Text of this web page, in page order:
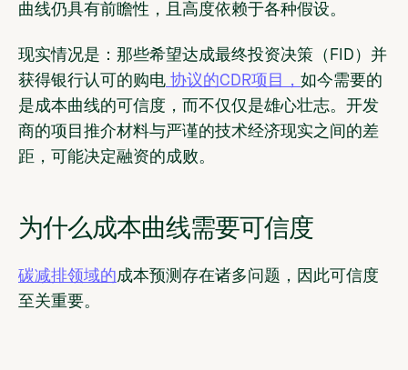
曲线仍具有前瞻性，且高度依赖于各种假设。
现实情况是：那些希望达成最终投资决策（FID）并
获得银行认可的购电 协议的CDR项目， 如今需要的
是成本曲线的可信度，而不仅仅是雄心壮志。开发
商的项目推介材料与严谨的技术经济现实之间的差
距，可能决定融资的成败。
为什么成本曲线需要可信度
碳减排领域的成本预测存在诸多问题，因此可信度
至关重要。